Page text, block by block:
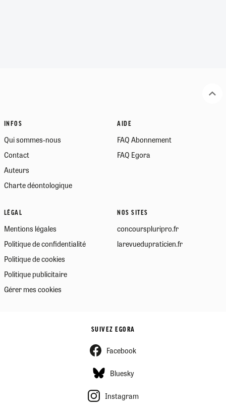
INFOS
Qui sommes-nous
Contact
Auteurs
Charte déontologique
AIDE
FAQ Abonnement
FAQ Egora
LÉGAL
Mentions légales
Politique de confidentialité
Politique de cookies
Politique publicitaire
Gérer mes cookies
NOS SITES
concourspluripro.fr
larevuedupraticien.fr
SUIVEZ EGORA
Facebook
Bluesky
Instagram